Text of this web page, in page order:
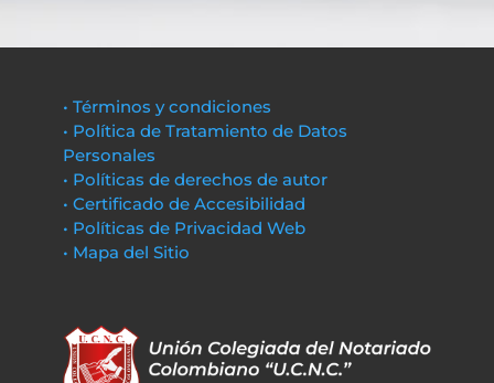
• Términos y condiciones
• Política de Tratamiento de Datos
Personales
• Políticas de derechos de autor
• Certificado de Accesibilidad
• Políticas de Privacidad Web
• Mapa del Sitio